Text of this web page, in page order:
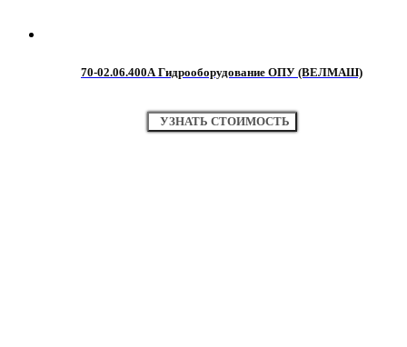
70-02.06.400А Гидрооборудование ОПУ (ВЕЛМАШ)
УЗНАТЬ СТОИМОСТЬ